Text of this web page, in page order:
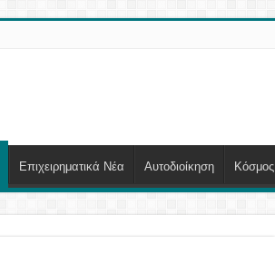
Επιχειρηματικά Νέα Αυτοδιοίκηση Κόσμος